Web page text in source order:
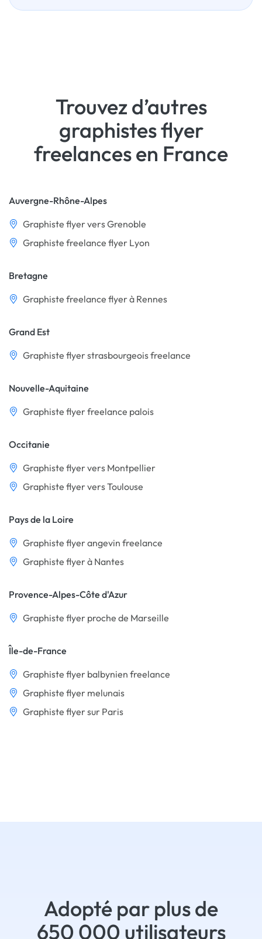
Trouvez d’autres
graphistes flyer
freelances en France
Auvergne-Rhône-Alpes
Graphiste flyer vers Grenoble
Graphiste freelance flyer Lyon
Bretagne
Graphiste freelance flyer à Rennes
Grand Est
Graphiste flyer strasbourgeois freelance
Nouvelle-Aquitaine
Graphiste flyer freelance palois
Occitanie
Graphiste flyer vers Montpellier
Graphiste flyer vers Toulouse
Pays de la Loire
Graphiste flyer angevin freelance
Graphiste flyer à Nantes
Provence-Alpes-Côte d'Azur
Graphiste flyer proche de Marseille
Île-de-France
Graphiste flyer balbynien freelance
Graphiste flyer melunais
Graphiste flyer sur Paris
Adopté par plus de
650 000 utilisateurs